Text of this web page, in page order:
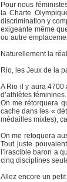
Pour nous
la Charte
discrimination y
exigeante même
ou autre
Naturellement la
Rio, les Jeux de la
A Rio il y aura 4700
d’athlètes
On me rétorquera
cache dans les «
médailles mixtes),
On me retoquera
Tout juste
l’irascible baron a
cinq disciplines
Allez encore un